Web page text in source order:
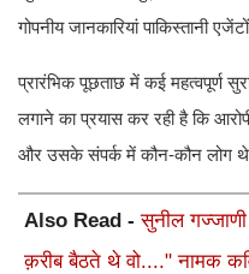
गोपनीय जानकारियां पाकिस्तानी
प्रारंभिक पूछताछ में कई महत्वपूर्ण
लगाने का प्रयास कर रही है कि
और उसके संपर्क में कौन-कौन लोग
Also Read -सुनील
क़रीब बैठते थे वो...." नामक